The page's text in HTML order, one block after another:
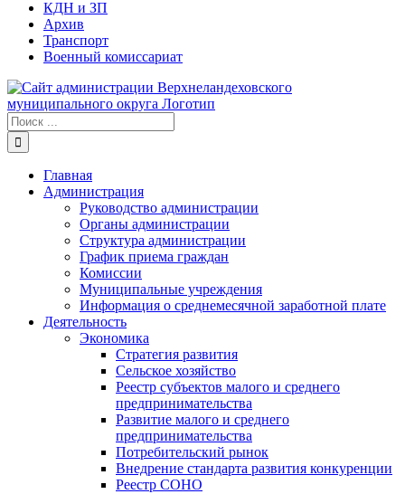
КДН и ЗП
Архив
Транспорт
Военный комиссариат
Результат
поиска:
Главная
Администрация
Руководство администрации
Органы администрации
Структура администрации
График приема граждан
Комиссии
Муниципальные учреждения
Информация о среднемесячной заработной плате
Деятельность
Экономика
Стратегия развития
Сельское хозяйство
Реестр субъектов малого и среднего
предпринимательства
Развитие малого и среднего
предпринимательства
Потребительский рынок
Внедрение стандарта развития конкуренции
Реестр СОНО